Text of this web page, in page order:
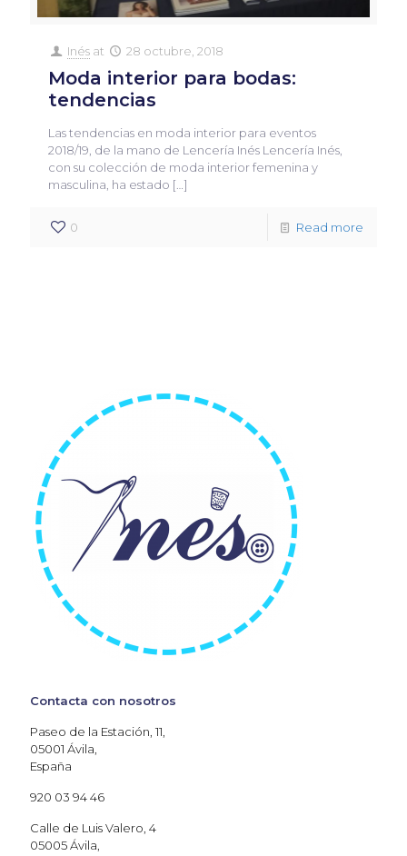
Inés at 28 octubre, 2018
Moda interior para bodas:
tendencias
Las tendencias en moda interior para eventos
2018/19, de la mano de Lencería Inés Lencería Inés,
con su colección de moda interior femenina y
masculina, ha estado […]
0 Read more
Contacta con nosotros
Paseo de la Estación, 11,
05001 Ávila,
España
920 03 94 46
Calle de Luis Valero, 4
05005 Ávila,